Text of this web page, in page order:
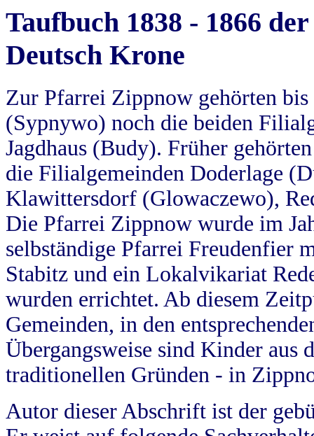
Taufbuch 1838 - 1866
Deutsch Krone
Zur Pfarrei Zippnow gehörten
(Sypnywo) noch die beiden
Jagdhaus (Budy). Früher
die Filialgemeinden Doderlage
Klawittersdorf (Glowaczewo),
Die Pfarrei Zippnow wurde im
selbständige Pfarrei Freudenfier
Stabitz und ein Lokalvikariat
wurden errichtet. Ab diesem
Gemeinden, in den
Übergangsweise sind Kinder aus
traditionellen Gründen - in
Autor dieser Abschrift ist der